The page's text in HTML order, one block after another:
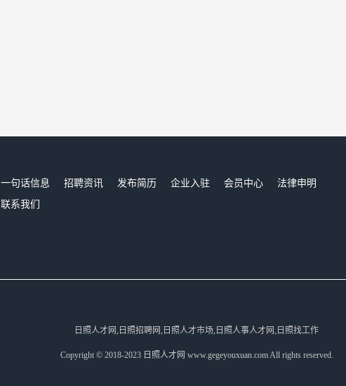
一句话信息 招聘资讯 发布简历 企业入驻 会员中心
法律申明
联系我们
日照人才网,日照招聘网,日照人才市场,日照人事人才网,日照找工作
Copyright © 2018-2023 日照人才网 www.gegeyouxuan.com All rights reserved.